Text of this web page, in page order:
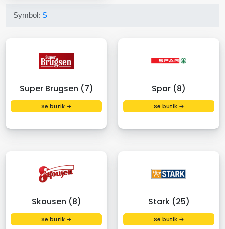
Symbol: S
Super Brugsen (7)
Se butik →
Spar (8)
Se butik →
Skousen (8)
Se butik →
Stark (25)
Se butik →